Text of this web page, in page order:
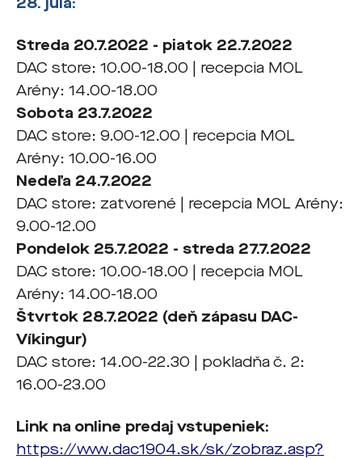
Streda 20.7.2022 - piatok 22.7.2022
DAC store: 10.00-18.00 | recepcia MOL
Arény: 14.00-18.00
Sobota 23.7.2022
DAC store: 9.00-12.00 | recepcia MOL
Arény: 10.00-16.00
Nedeľa 24.7.2022
DAC store: zatvorené | recepcia MOL Arény:
9.00-12.00
Pondelok 25.7.2022 - streda 27.7.2022
DAC store: 10.00-18.00 | recepcia MOL
Arény: 14.00-18.00
Štvrtok 28.7.2022 (deň zápasu DAC-
Víkingur)
DAC store: 14.00-22.30 | pokladňa č. 2:
16.00-23.00
Link na online predaj vstupeniek:
https://www.dac1904.sk/sk/zobraz.asp?